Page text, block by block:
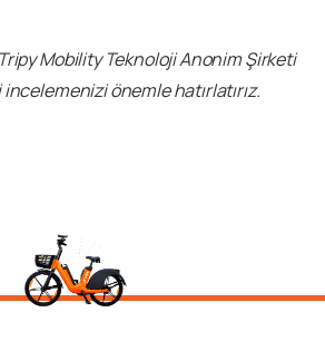
Mobility Teknoloji Anonim Şirketi
önemle hatırlatırız.